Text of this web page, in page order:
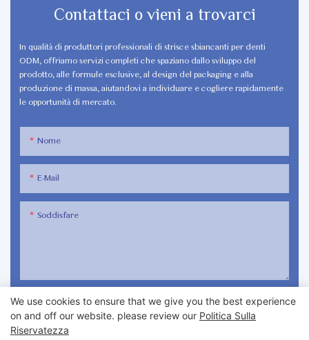
Contattaci o vieni a trovarci
In qualità di produttori professionali di strisce sbiancanti per denti
ODM, offriamo servizi completi che spaziano dallo sviluppo del
prodotto, alle formule esclusive, al design del packaging e alla
produzione di massa, aiutandovi a individuare e cogliere rapidamente
le opportunità di mercato.
Nome
E-Mail
Soddisfare
INVIA DOMANDA ORA
We use cookies to ensure that we give you the best experience
on and off our website. please review our Politica Sulla
Riservatezza